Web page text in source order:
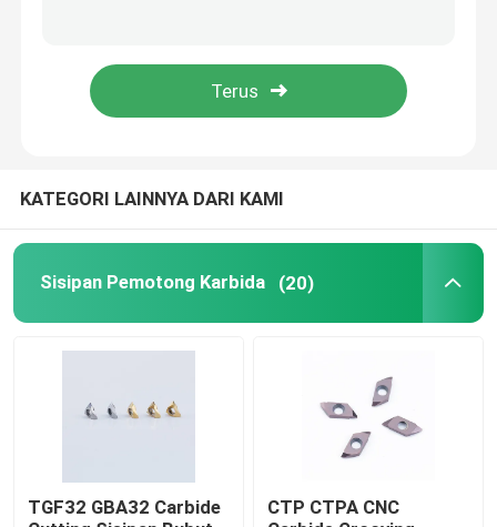
Tampilan VR
KATEGORI LAINNYA DARI KAMI
Sisipan Pemotong Karbida (20)
TGF32 GBA32 Carbide
CTP CTPA CNC